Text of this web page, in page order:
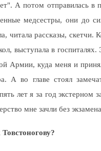
А потом отправилась
медсестры, они до
читала рассказы, скетчи.
выступала в
Армии, куда меня и
А во главе стоял
лет я за год экстерном
мне зачли без